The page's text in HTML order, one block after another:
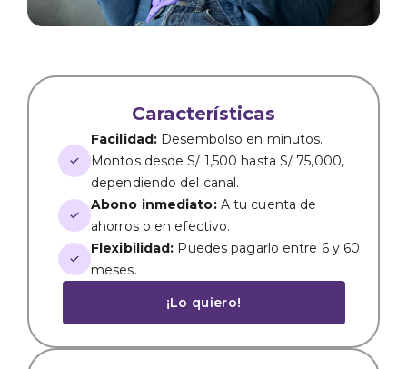
Características
Facilidad: Desembolso en minutos.
Montos desdeS/ 1,500 hasta S/ 75,000,
dependiendo del canal.
Abono inmediato:A tu cuenta de
ahorros o en efectivo.
Flexibilidad: Puedes pagarlo entre 6 y 60
meses.
¡Lo quiero!